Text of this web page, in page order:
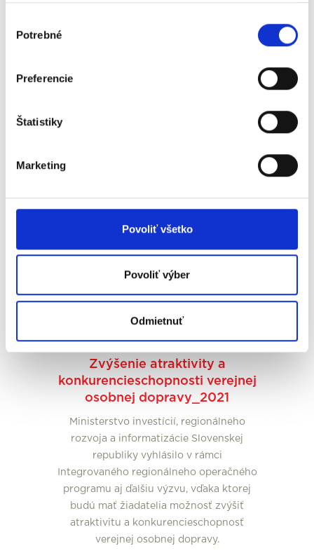
súhlasu
Potrebné
Preferencie
Štatistiky
Marketing
Povoliť všetko
Povoliť výber
Odmietnuť
zameranú na zlepšené formy bývania pre
Zvýšenie atraktivity a
konkurencieschopnosti verejnej
osobnej dopravy_2021
Ministerstvo investícií, regionálneho
rozvoja a informatizácie Slovenskej
republiky vyhlásilo v rámci
Integrovaného regionálneho operačného
programu aj ďalšiu výzvu, vďaka ktorej
budú mať žiadatelia možnosť zvýšiť
atraktivitu a konkurencieschopnosť
verejnej osobnej dopravy.